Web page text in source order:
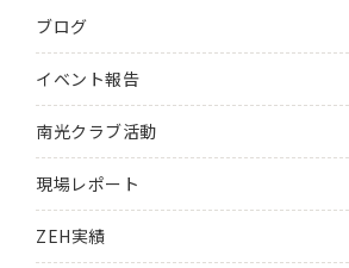
ブログ
イベント報告
南光クラブ活動
現場レポート
ZEH実績